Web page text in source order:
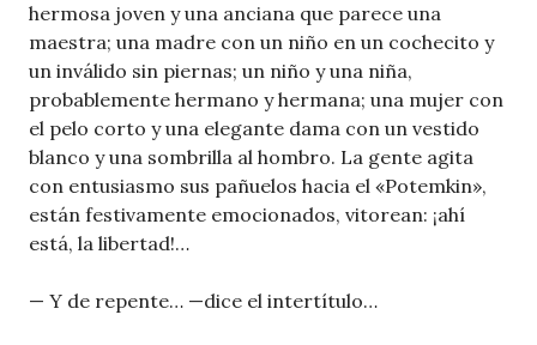
hermosa joven y una anciana que parece una
maestra; una madre con un niño en un cochecito y
un inválido sin piernas; un niño y una niña,
probablemente hermano y hermana; una mujer con
el pelo corto y una elegante dama con un vestido
blanco y una sombrilla al hombro. La gente agita
con entusiasmo sus pañuelos hacia el «Potemkin»,
están festivamente emocionados, vitorean: ¡ahí
está, la libertad!…
— Y de repente… —dice el intertítulo…